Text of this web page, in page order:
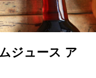
ジュース ア